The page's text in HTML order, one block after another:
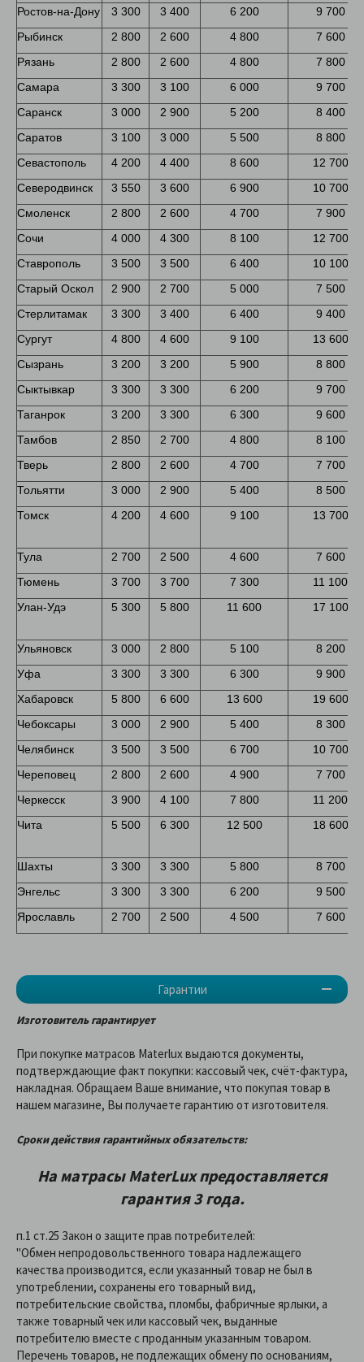
Гарантии
Ростов-на-Дону
3 300 3 400 6 200
9 700
Рыбинск
2 800 2 600 4 800
7 600
Рязань
2 800 2 600 4 800
7 800
Самара
3 300 3 100 6 000
9 700
Саранск
3 000 2 900 5 200
8 400
Саратов
3 100 3 000 5 500
8 800
Севастополь
4 200 4 400 8 600
12 700
Северодвинск
3 550 3 600 6 900
10 700
Смоленск
2 800 2 600 4 700
7 900
Сочи
4 000 4 300 8 100
12 700
Ставрополь
3 500 3 500 6 400
10 100
Старый Оскол
2 900 2 700 5 000
7 500
Стерлитамак
3 300 3 400 6 400
9 400
Сургут
4 800 4 600 9 100
13 600
Сызрань
3 200 3 200 5 900
8 800
Сыктывкар
3 300 3 300 6 200
9 700
Таганрок
3 200 3 300 6 300
9 600
Тамбов
2 850 2 700 4 800
8 100
Тверь
2 800 2 600 4 700
7 700
Тольятти
3 000 2 900 5 400
8 500
Томск
4 200 4 600 9 100 13 700
Тула 2 700 2 500 4 600
7 600
Тюмень
3 700 3 700 7 300
11 100
Улан-Удэ
5 300 5 800 11 600 17 100
Ульяновск 3 000 2 800 5 100
8 200
Уфа
3 300 3 300 6 300
9 900
Хабаровск
5 800 6 600 13 600
19 600
Чебоксары
3 000 2 900 5 400
8 300
Челябинск
3 500 3 500 6 700
10 700
Череповец
2 800 2 600 4 900
7 700
Черкесск
3 900 4 100 7 800
11 200
Чита
5 500 6 300 12 500 18 600
Шахты 3 300 3 300 5 800
8 700
Энгельс
3 300 3 300 6 200
9 500
Ярославль
2 700 2 500 4 500 7 600
Изготовитель гарантирует
При покупке матрасов Materlux выдаются документы,
подтверждающие факт покупки: кассовый чек, счёт-фактура,
накладная. Обращаем Ваше внимание, что покупая товар в
нашем магазине, Вы получаете гарантию от изготовителя.
Сроки действия гарантийных обязательств:
На матрасы MaterLuxпредоставляетcя
гарантия 3 года.
п.1 ст.25 Закон о защите прав потребителей:
"Обмен непродовольственного товара надлежащего
качества производится, если указанный товар не был в
употреблении, сохранены его товарный вид,
потребительские свойства, пломбы, фабричные ярлыки, а
также товарный чек или кассовый чек, выданные
потребителю вместе с проданным указанным товаром.
Перечень товаров, не подлежащих обмену по основаниям,